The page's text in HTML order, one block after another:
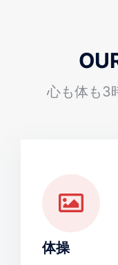
心も体も3
体操